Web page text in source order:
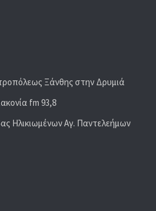
Ξάνθης στην Δρυμιά
fm 93,8
Ηλικιωμένων Αγ. Παντελεήμων